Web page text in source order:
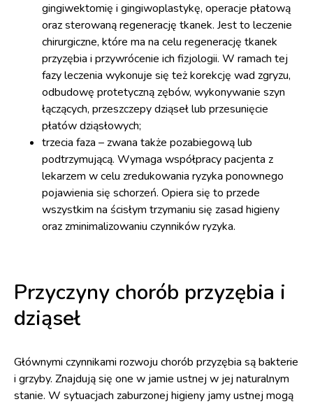
gingiwektomię i gingiwoplastykę, operacje płatową
oraz sterowaną regenerację tkanek. Jest to leczenie
chirurgiczne, które ma na celu regenerację tkanek
przyzębia i przywrócenie ich fizjologii. W ramach tej
fazy leczenia wykonuje się też korekcję wad zgryzu,
odbudowę protetyczną zębów, wykonywanie szyn
łączących, przeszczepy dziąseł lub przesunięcie
płatów dziąsłowych;
trzecia faza – zwana także pozabiegową lub
podtrzymującą. Wymaga współpracy pacjenta z
lekarzem w celu zredukowania ryzyka ponownego
pojawienia się schorzeń. Opiera się to przede
wszystkim na ścisłym trzymaniu się zasad higieny
oraz zminimalizowaniu czynników ryzyka.
Przyczyny chorób przyzębia i
dziąseł
Głównymi czynnikami rozwoju chorób przyzębia są bakterie
i grzyby. Znajdują się one w jamie ustnej w jej naturalnym
stanie. W sytuacjach zaburzonej higieny jamy ustnej mogą